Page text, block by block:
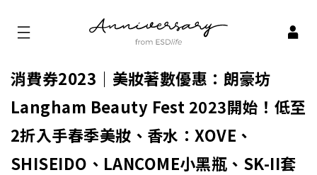
消費券2023｜美妝著數優惠：朗豪坊
Langham Beauty Fest 2023開始！低至
2折入手春季美妝、香水：XOVE、
SHISEIDO、LANCOME小黑瓶、SK-II套